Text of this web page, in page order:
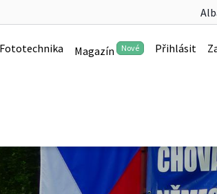
Fototechnika Magazín Nové Přihlásit